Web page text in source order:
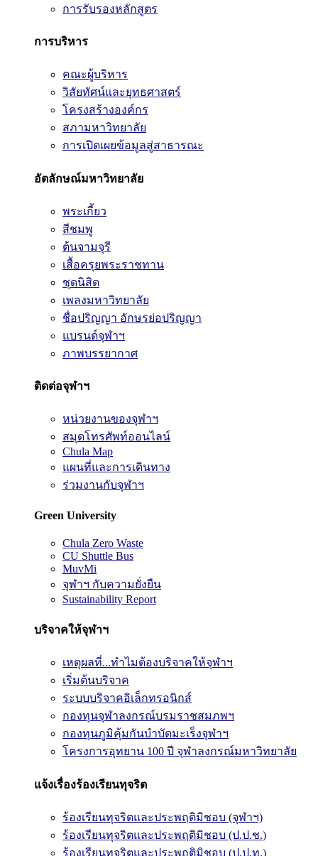
การรับรองหลักสูตร
การบริหาร
คณะผู้บริหาร
วิสัยทัศน์และยุทธศาสตร์
โครงสร้างองค์กร
สภามหาวิทยาลัย
การเปิดเผยข้อมูลสู่สาธารณะ
อัตลักษณ์มหาวิทยาลัย
พระเกี้ยว
สีชมพู
ต้นจามจุรี
เสื้อครุยพระราชทาน
ชุดนิสิต
เพลงมหาวิทยาลัย
ชื่อปริญญา อักษรย่อปริญญา
แบรนด์จุฬาฯ
ภาพบรรยากาศ
ติดต่อจุฬาฯ
หน่วยงานของจุฬาฯ
สมุดโทรศัพท์ออนไลน์
Chula Map
แผนที่และการเดินทาง
ร่วมงานกับจุฬาฯ
Green University
Chula Zero Waste
CU Shuttle Bus
MuvMi
จุฬาฯ กับความยั่งยืน
Sustainability Report
บริจาคให้จุฬาฯ
เหตุผลที่...ทำไมต้องบริจาคให้จุฬาฯ
เริ่มต้นบริจาค
ระบบบริจาคอิเล็กทรอนิกส์
กองทุนจุฬาลงกรณ์บรมราชสมภพฯ
กองทุนภูมิคุ้มกันบำบัดมะเร็งจุฬาฯ
โครงการอุทยาน 100 ปี จุฬาลงกรณ์มหาวิทยาลัย
แจ้งเรื่องร้องเรียนทุจริต
ร้องเรียนทุจริตและประพฤติมิชอบ (จุฬาฯ)
ร้องเรียนทุจริตและประพฤติมิชอบ (ป.ป.ช.)
ร้องเรียนทุจริตและประพฤติมิชอบ (ป.ป.ท.)